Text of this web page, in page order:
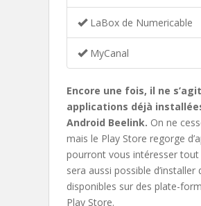
LaBox de Numericable
MyCanal
Encore une fois, il ne
applications déjà
Android Beelink. On ne
mais le Play Store regorge
pourront vous intéresser
sera aussi possible d’installer
disponibles sur des plate-
Play Store.